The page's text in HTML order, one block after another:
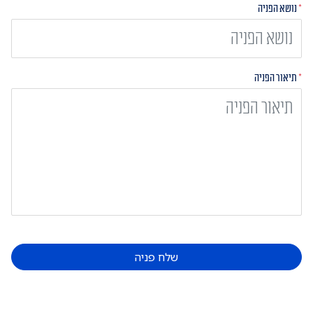
*נושא הפניה
*תיאור הפניה
שלח פניה